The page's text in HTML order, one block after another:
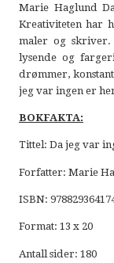
Marie Haglund
Kreativiteten har
maler og
lysende og
drømmer,
jeg var ingen er
BOKFAKTA:
Tittel: Da jeg var
Forfatter: Marie
ISBN:
Format: 13 x 20
Antall sider: 180